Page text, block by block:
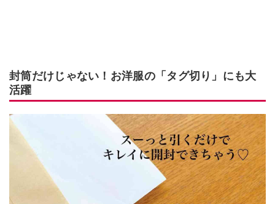
封筒だけじゃない！お洋服の「タグ切り」にも大
活躍